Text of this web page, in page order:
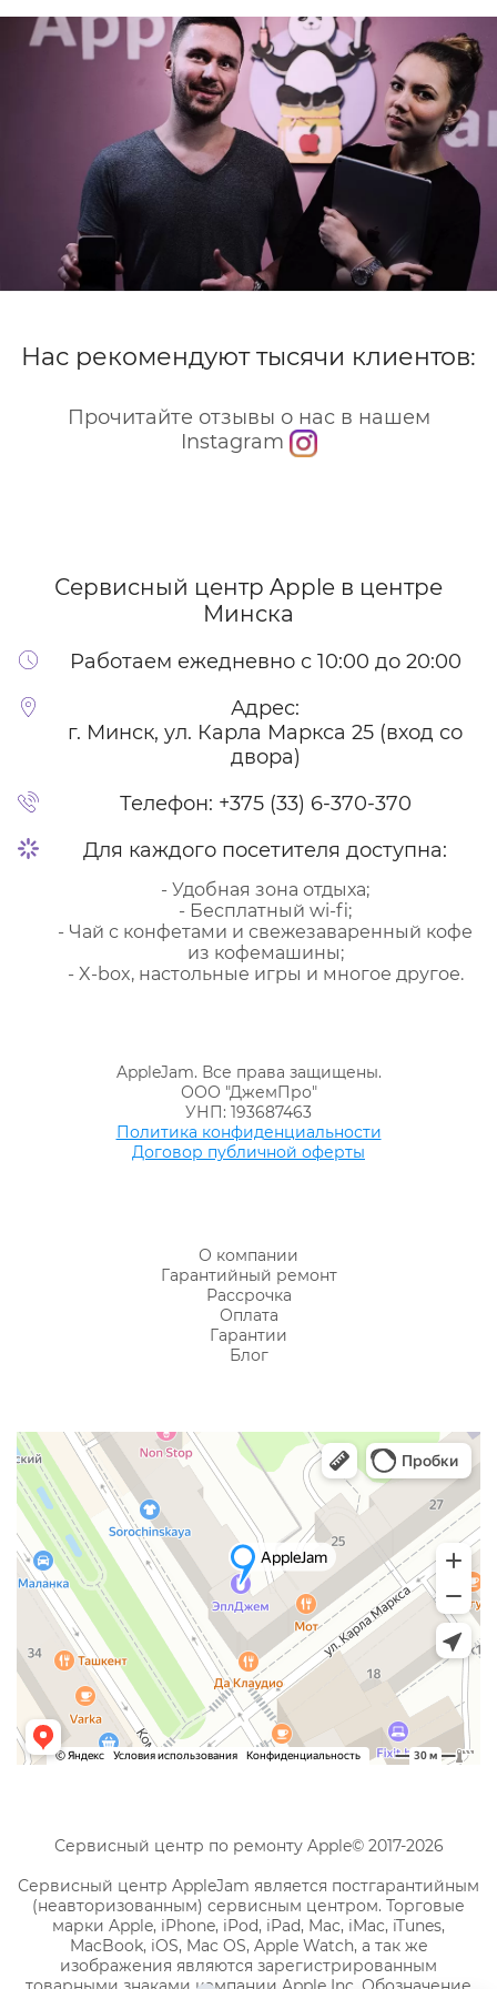
так и о длительности ремонта уже после
диагностики, что позволит принять взвешенное
решение.
У вас повредилось заднее стекло смартфона и вы
хотели бы узнать точную стоимость замены заднего
стекла iphone 16 plus? Позвоните или напишите
нам онлайн, а лучше привозите устройство в
сервисный центр на бесплатную диагностику в
любое удобное время.
Нас рекомендуют тысячи клиентов:
Прочитайте отзывы о нас в нашем
Instagram
Сервисный центр Apple в центре
Минска
Работаем ежедневно с 10:00 до 20:00
Адрес:
г. Минск, ул. Карла Маркса 25 (вход со
двора)
Телефон: +375 (33) 6-370-370
Для каждого посетителя доступна:
- Удобная зона отдыха;
- Бесплатный wi-fi;
- Чай с конфетами и свежезаваренный кофе
из кофемашины;
- X-box, настольные игры и многое другое.
AppleJam. Все права защищены.
ООО "ДжемПро"
УНП: 193687463
Политика конфиденциальности
Договор публичной оферты
О компании
Гарантийный ремонт
Рассрочка
Оплата
Гарантии
Блог
Сервисный центр по ремонту Apple© 2017-2026
Сервисный центр AppleJam является постгарантийным
(неавторизованным) сервисным центром. Торговые
марки Apple, iPhone, iPod, iPad, Mac, iMac, iTunes,
MacBook, iOS, Mac OS, Apple Watch, а так же
изображения являются зарегистрированным